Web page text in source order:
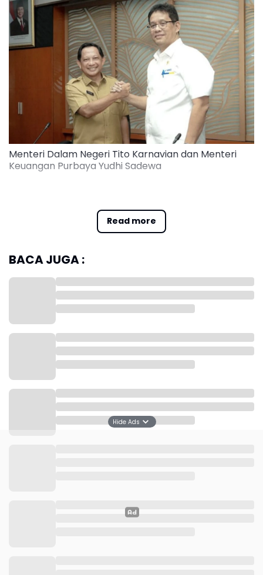
Read more
Menteri Dalam Negeri Tito Karnavian dan Menteri
Keuangan Purbaya Yudhi Sadewa
seharusnya dapat dimanfaatkan untuk
mempercepat pembangunan dan pelayanan
masyarakat di daerah.
“Tujuan kita sama, dana daerah jangan mengendap
di bank, tetapi segera dibelanjakan untuk
masyarakat,” ujar Tito, dikutip Senin, 27 Oktober
Ia menekankan, percepatan realisasi belanja daerah
penting agar roda ekonomi di tingkat lokal dapat
terus berputar.
BACA JUGA :
Hide Ads